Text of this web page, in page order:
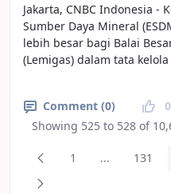
Jakarta, CNBC Indonesia -
Sumber Daya Mineral
lebih besar bagi Balai
(Lemigas) dalam tata
Comment (0) 0
Showing 525 to 528 of
Previous Page
Page
1 ...Intermediate
Page
131
Next Page